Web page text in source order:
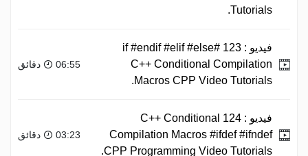
Tutorials.
فيديو :
123 #if #endif #elif #else
C++ Conditional Compilation
Macros CPP Video Tutorials.
06:55 دقائق
فيديو :
124 C++ Conditional
Compilation Macros #ifdef #ifndef
CPP Programming Video Tutorials.
03:23 دقائق